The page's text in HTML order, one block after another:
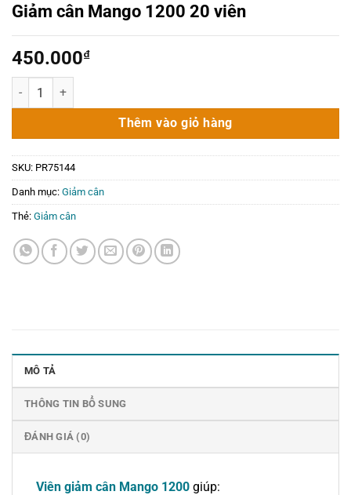
Giảm cân Mango 1200 20 viên
450.000₫
Giảm cân Mango 1200 20 viên số lượng
Thêm vào giỏ hàng
SKU: PR75144
Danh mục: Giảm cân
Thẻ: Giảm cân
MÔ TẢ
THÔNG TIN BỔ SUNG
ĐÁNH GIÁ (0)
Viên giảm cân Mango 1200 giúp: